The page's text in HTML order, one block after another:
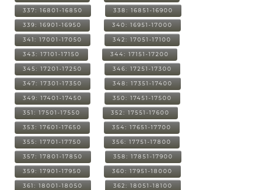
337: 16801-16850 338: 16851-16900
339: 16901-16950 340: 16951-17000
341: 17001-17050 342: 17051-17100
343: 17101-17150 344: 17151-17200
345: 17201-17250 346: 17251-17300
347: 17301-17350 348: 17351-17400
349: 17401-17450 350: 17451-17500
351: 17501-17550 352: 17551-17600
353: 17601-17650 354: 17651-17700
355: 17701-17750 356: 17751-17800
357: 17801-17850 358: 17851-17900
359: 17901-17950 360: 17951-18000
361: 18001-18050 362: 18051-18100